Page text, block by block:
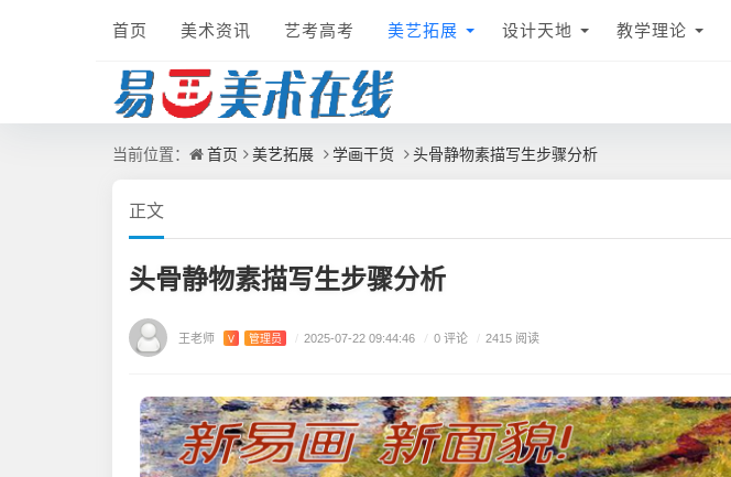
首页 美术资讯 艺考高考 美艺拓展 设计天地 教学理论
当前位置： 首页 美艺拓展 学画干货 头骨静物素描写生步骤分析
正文
头骨静物素描写生步骤分析
王老师 V 管理员 / 2025-07-22 09:44:46 / 0 评论 / 2415 阅读